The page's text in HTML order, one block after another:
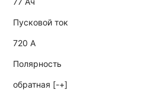
Пусковой ток
720 А
Полярность
обратная [-+]